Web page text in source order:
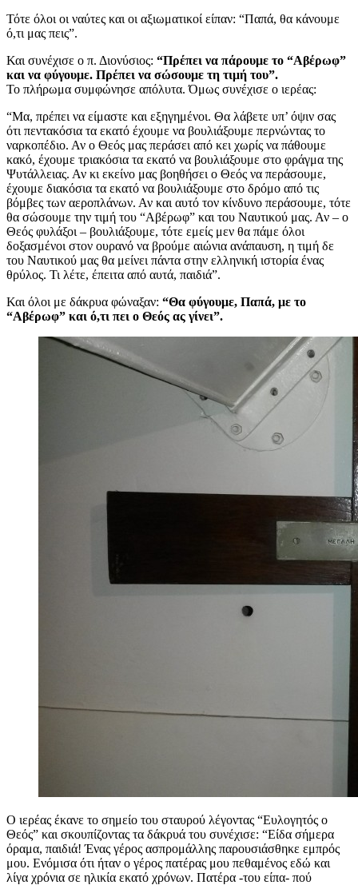
Τότε όλοι οι ναύτες και οι αξιωματικοί είπαν: “Παπά, θα κάνουμε
ό,τι μας πεις”.
Και συνέχισε ο π. Διονύσιος: “Πρέπει να πάρουμε το “Αβέρωφ”
και να φύγουμε. Πρέπει να σώσουμε τη τιμή του”.
Το πλήρωμα συμφώνησε απόλυτα. Όμως συνέχισε ο ιερέας:
“Μα, πρέπει να είμαστε και εξηγημένοι. Θα λάβετε υπ’ όψιν σας
ότι πεντακόσια τα εκατό έχουμε να βουλιάξουμε περνώντας το
ναρκοπέδιο. Αν ο Θεός μας περάσει από κει χωρίς να πάθουμε
κακό, έχουμε τριακόσια τα εκατό να βουλιάξουμε στο φράγμα της
Ψυτάλλειας. Αν κι εκείνο μας βοηθήσει ο Θεός να περάσουμε,
έχουμε διακόσια τα εκατό να βουλιάξουμε στο δρόμο από τις
βόμβες των αεροπλάνων. Αν και αυτό τον κίνδυνο περάσουμε, τότε
θα σώσουμε την τιμή του “Αβέρωφ” και του Ναυτικού μας. Αν – ο
Θεός φυλάξοι – βουλιάξουμε, τότε εμείς μεν θα πάμε όλοι
δοξασμένοι στον ουρανό να βρούμε αιώνια ανάπαυση, η τιμή δε
του Ναυτικού μας θα μείνει πάντα στην ελληνική ιστορία ένας
θρύλος. Τι λέτε, έπειτα από αυτά, παιδιά”.
Και όλοι με δάκρυα φώναξαν: “Θα φύγουμε, Παπά, με το
“Αβέρωφ” και ό,τι πει ο Θεός ας γίνει”.
Ο ιερέας έκανε το σημείο του σταυρού λέγοντας “Ευλογητός ο
Θεός” και σκουπίζοντας τα δάκρυά του συνέχισε: “Είδα σήμερα
όραμα, παιδιά! Ένας γέρος ασπρομάλλης παρουσιάσθηκε εμπρός
μου. Ενόμισα ότι ήταν ο γέρος πατέρας μου πεθαμένος εδώ και
λίγα χρόνια σε ηλικία εκατό χρόνων. Πατέρα -του είπα- πού